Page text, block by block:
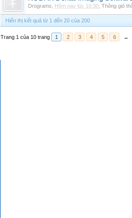
Drograms Hôm nay lúc 10:30 Thông gió
Hiển thị kết quả từ 1 đến 20 của 200
Trang 1 của 10 trang 1 2 3 4 5 6 →